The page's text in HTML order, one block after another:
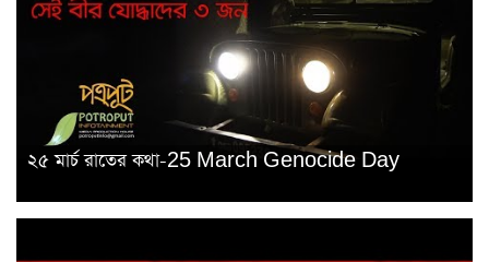
২৫ মার্চ রাতের কথা-25 March Genocide Day